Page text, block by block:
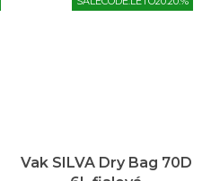
Vak SILVA Dry Bag 70D